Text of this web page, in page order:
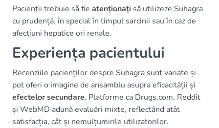
Pacienții trebuie să fie atenționați să utilizeze Suhagra
cu prudență, în special în timpul sarcinii sau în caz de
afecțiuni hepatice ori renale.
Experiența pacientului
Recenziile pacienților despre Suhagra sunt variate și
pot oferi o imagine de ansamblu asupra eficacității și
efectelor secundare. Platforme ca Drugs.com, Reddit
și WebMD adună evaluări mixte, reflectând atât
satisfacția, cât și nemulțumirile utilizatorilor.